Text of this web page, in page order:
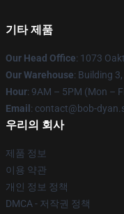
기타 제품
Our Head Office: 1073
Our Warehouse: Building
Hour: 9AM – 5PM (Mon –
Email : contact@bob-
우리의 회사
제품 정보
이용 약관
개인 정보 정책
DMCA - 저작권 정책